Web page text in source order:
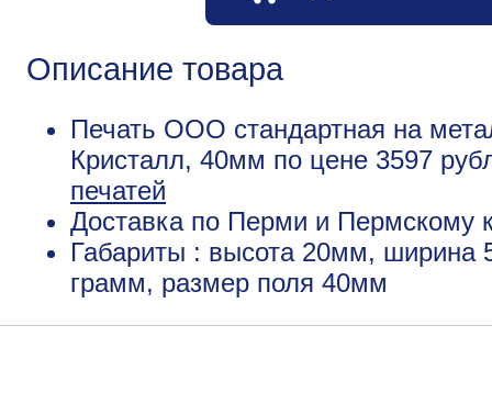
Описание товара
Печать ООО стандартная на
Кристалл, 40мм по цене 3597
печатей
Доставка по Перми и Пермскому
Габариты : высота 20мм, ширина
грамм, размер поля 40мм